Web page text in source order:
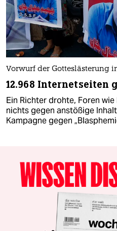
Vorwurf der Gotteslästerung
12.968 Internetseiten
Ein Richter drohte, Foren
nichts gegen anstößige
Kampagne gegen